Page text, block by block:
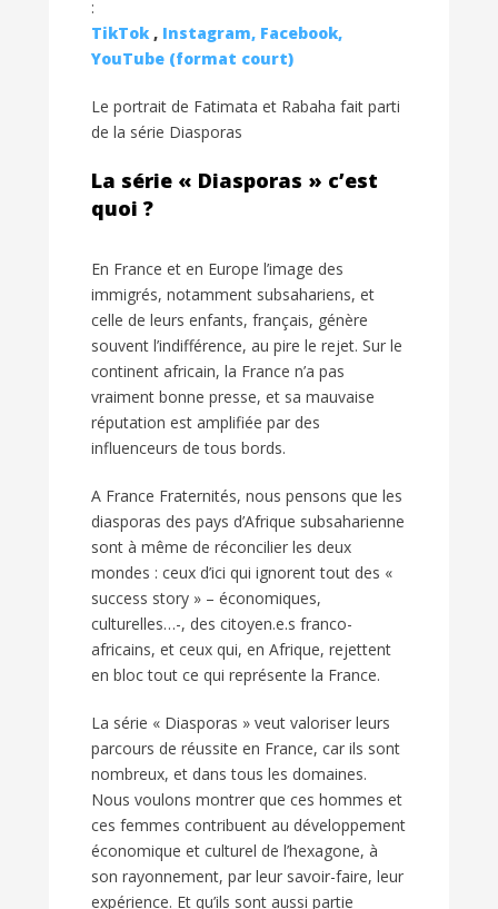
:
TikTok , Instagram, Facebook,
YouTube (format court)
Le portrait de Fatimata et Rabaha fait parti
de la série Diasporas
La série « Diasporas » c’est
quoi ?
En France et en Europe l’image des
immigrés, notamment subsahariens, et
celle de leurs enfants, français, génère
souvent l’indifférence, au pire le rejet. Sur le
continent africain, la France n’a pas
vraiment bonne presse, et sa mauvaise
réputation est amplifiée par des
influenceurs de tous bords.
A France Fraternités, nous pensons que les
diasporas des pays d’Afrique subsaharienne
sont à même de réconcilier les deux
mondes : ceux d’ici qui ignorent tout des «
success story » – économiques,
culturelles…-, des citoyen.e.s franco-
africains, et ceux qui, en Afrique, rejettent
en bloc tout ce qui représente la France.
La série « Diasporas » veut valoriser leurs
parcours de réussite en France, car ils sont
nombreux, et dans tous les domaines.
Nous voulons montrer que ces hommes et
ces femmes contribuent au développement
économique et culturel de l’hexagone, à
son rayonnement, par leur savoir-faire, leur
expérience. Et qu’ils sont aussi partie